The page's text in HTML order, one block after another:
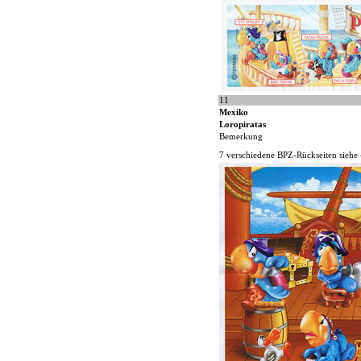
11
Mexiko
Loropiratas
Bemerkung
7 verschiedene BPZ-Rückseiten